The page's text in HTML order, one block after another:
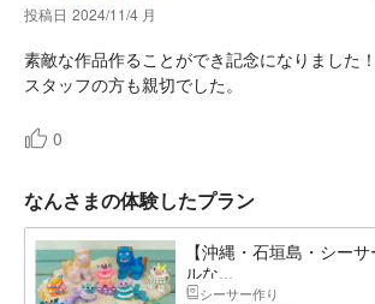
投稿日 2024/11/4 月
素敵な作品作ることができ記念になりました！
スタッフの方も親切でした。
0
なんさまの体験したプラン
【沖縄・石垣島・シー
ルな...
シーサー作り